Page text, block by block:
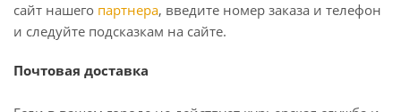
сайт нашего партнера, введите номер заказа и телефон
и следуйте подсказкам на сайте.
Почтовая доставка